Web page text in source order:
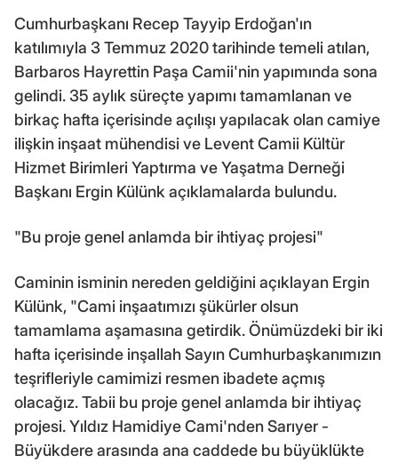
Cumhurbaşkanı Recep Tayyip Erdoğan'ın
katılımıyla 3 Temmuz 2020 tarihinde temeli atılan,
Barbaros Hayrettin Paşa Camii'nin yapımında sona
gelindi. 35 aylık süreçte yapımı tamamlanan ve
birkaç hafta içerisinde açılışı yapılacak olan camiye
ilişkin inşaat mühendisi ve Levent Camii Kültür
Hizmet Birimleri Yaptırma ve Yaşatma Derneği
Başkanı Ergin Külünk açıklamalarda bulundu.
"Bu proje genel anlamda bir ihtiyaç projesi"
Caminin isminin nereden geldiğini açıklayan Ergin
Külünk, "Cami inşaatımızı şükürler olsun
tamamlama aşamasına getirdik. Önümüzdeki bir iki
hafta içerisinde inşallah Sayın Cumhurbaşkanımızın
teşrifleriyle camimizi resmen ibadete açmış
olacağız. Tabii bu proje genel anlamda bir ihtiyaç
projesi. Yıldız Hamidiye Cami'nden Sarıyer -
Büyükdere arasında ana caddede bu büyüklükte